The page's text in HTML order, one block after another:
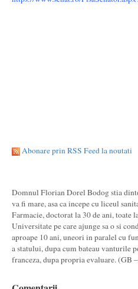
Abonare prin RSS Feed la noutati
Domnul Florian Dorel Bodog stia
va fi mare, asa ca incepe cu liceul
Farmacie, doctorat la 30 de ani, toate
Universitate pe care ajunge sa o si
aproape 10 ani, uneori in paralel cu
a statului, dupa cum bateau vanturile
franceza, dupa propria evaluare. (GB